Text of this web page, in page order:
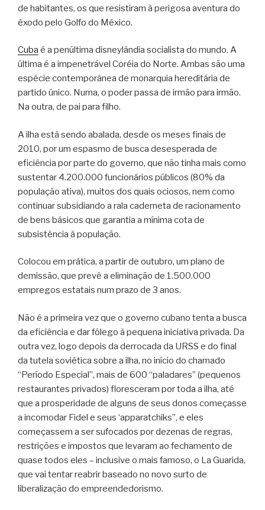
de habitantes, os que resistiram à perigosa aventura do
êxodo pelo Golfo do México.
Cuba é a penúltima disneylândia socialista do mundo. A
última é a impenetrável Coréia do Norte. Ambas são uma
espécie contemporânea de monarquia hereditária de
partido único. Numa, o poder passa de irmão para irmão.
Na outra, de pai para filho.
A ilha está sendo abalada, desde os meses finais de
2010, por um espasmo de busca desesperada de
eficiência por parte do governo, que não tinha mais como
sustentar 4.200.000 funcionários públicos (80% da
população ativa), muitos dos quais ociosos, nem como
continuar subsidiando a rala caderneta de racionamento
de bens básicos que garantia a mínima cota de
subsistência à população.
Colocou em prática, a partir de outubro, um plano de
demissão, que prevê a eliminação de 1.500.000
empregos estatais num prazo de 3 anos.
Não é a primeira vez que o governo cubano tenta a busca
da eficiência e dar fôlego à pequena iniciativa privada. Da
outra vez, logo depois da derrocada da URSS e do final
da tutela soviética sobre a ilha, no início do chamado
“Período Especial”, mais de 600 “paladares” (pequenos
restaurantes privados) floresceram por toda a ilha, até
que a prosperidade de alguns de seus donos começasse
a incomodar Fidel e seus ‘apparatchiks”, e eles
começassem a ser sufocados por dezenas de regras,
restrições e impostos que levaram ao fechamento de
quase todos eles – inclusive o mais famoso, o La Guarida,
que vai tentar reabrir baseado no novo surto de
liberalização do empreendedorismo.